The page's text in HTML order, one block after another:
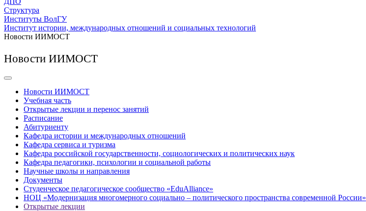
Структура
Институты ВолГУ
Институт истории, международных отношений и социальных технологий
Новости ИИМОСТ
Новости ИИМОСТ
Новости ИИМОСТ
Учебная часть
Открытые лекции и перенос занятий
Расписание
Абитуриенту
Кафедра истории и международных отношений
Кафедра сервиса и туризма
Кафедра российской государственности, социологических и политических наук
Кафедра педагогики, психологии и социальной работы
Научные школы и направления
Документы
Студенческое педагогическое сообщество «EduAlliance»
НОЦ «Модернизация многомерного социально – политического пространства современной России»
Открытые лекции